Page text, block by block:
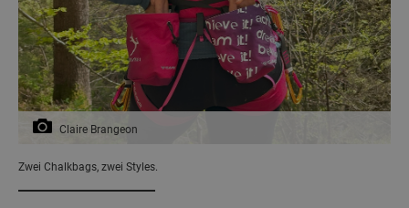
Claire Brangeon
Zwei Chalkbags, zwei Styles.